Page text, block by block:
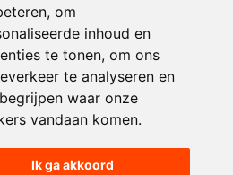
om
inhoud en
te tonen, om ons
te analyseren en
waar onze
vandaan komen.
Ik ga akkoord